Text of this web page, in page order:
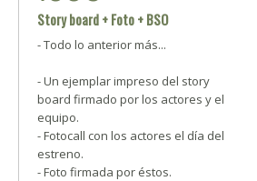
Story board + Foto + BSO
- Todo lo anterior más...
- Un ejemplar impreso del story
board firmado por los actores y el
equipo.
- Fotocall con los actores el día del
estreno.
- Foto firmada por éstos.